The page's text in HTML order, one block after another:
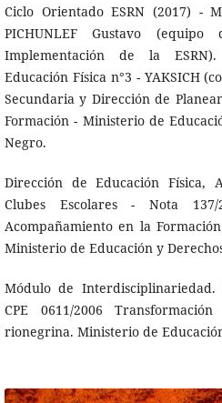
Ciclo Orientado ESRN (2017) -
PICHUNLEF Gustavo
Implementación de la
Educación Física n°3 - YAKSICH
Secundaria y Dirección de
Formación - Ministerio de
Negro.
Dirección de Educación Física,
Clubes Escolares - Nota 137/
Acompañamiento en la
Ministerio de Educación y
Módulo de Interdisciplinariedad.
CPE 0611/2006
rionegrina. Ministerio de